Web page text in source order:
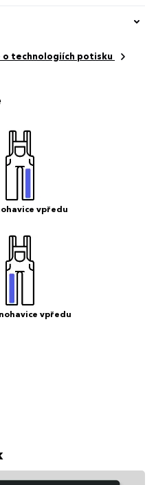
o technologiích potisku
vpředu
vpředu